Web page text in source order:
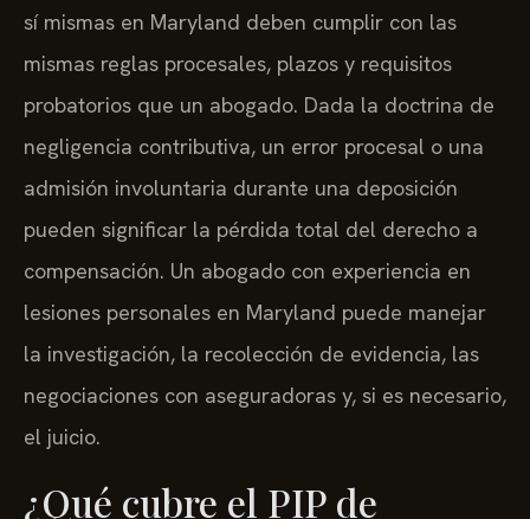
sí mismas en Maryland deben cumplir con las
mismas reglas procesales, plazos y requisitos
probatorios que un abogado. Dada la doctrina de
negligencia contributiva, un error procesal o una
admisión involuntaria durante una deposición
pueden significar la pérdida total del derecho a
compensación. Un abogado con experiencia en
lesiones personales en Maryland puede manejar
la investigación, la recolección de evidencia, las
negociaciones con aseguradoras y, si es necesario,
el juicio.
¿Qué cubre el PIP de